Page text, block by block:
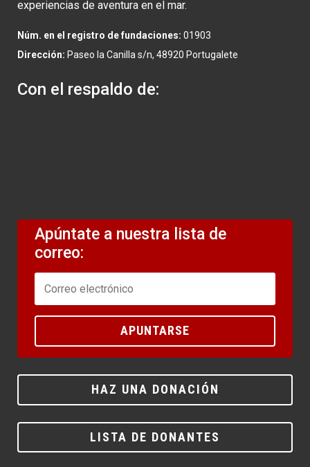
experiencias de aventura en el mar.
Núm. en el registro de fundaciones: 01903
Dirección: Paseo la Canilla s/n, 48920 Portugalete
Con el respaldo de:
Apúntate a nuestra lista de
correo:
APUNTARSE
HAZ UNA DONACIÓN
LISTA DE DONANTES